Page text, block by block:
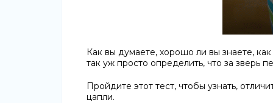
Как вы думаете, хорошо ли вы знаете,
так уж просто определить, что за зверь
Пройдите этот тест, чтобы узнать,
цапли.